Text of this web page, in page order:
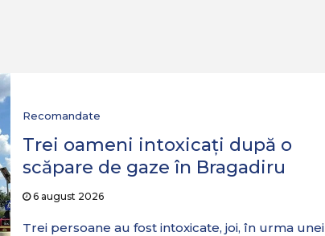
Recomandate
Trei oameni intoxicați după o
scăpare de gaze în Bragadiru
6 august 2026
Trei persoane au fost intoxicate, joi, în urma unei